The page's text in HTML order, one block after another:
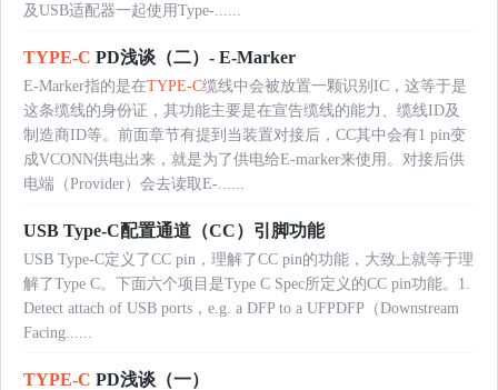
及USB适配器一起使用Type-......
TYPE-C PD浅谈（二）- E-Marker
E-Marker指的是在TYPE-C缆线中会被放置一颗识别IC，这等于是
这条缆线的身份证，其功能主要是在宣告缆线的能力、缆线ID及
制造商ID等。前面章节有提到当装置对接后，CC其中会有1 pin变
成VCONN供电出来，就是为了供电给E-marker来使用。对接后供
电端（Provider）会去读取E-......
USB Type-C配置通道（CC）引脚功能
USB Type-C定义了CC pin，理解了CC pin的功能，大致上就等于理
解了Type C。下面六个项目是Type C Spec所定义的CC pin功能。1.
Detect attach of USB ports，e.g. a DFP to a UFPDFP（Downstream
Facing......
TYPE-C PD浅谈（一）